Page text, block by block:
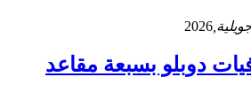
2026
دوبلو بسبعة مقاعد